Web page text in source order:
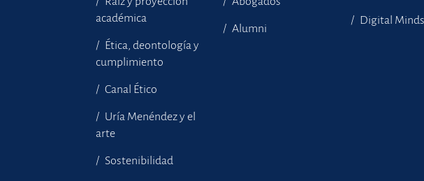
académica
Ética, deontología y
cumplimiento
Canal Ético
Uría Menéndez y el
arte
Sostenibilidad
Alumni
Digital Minds